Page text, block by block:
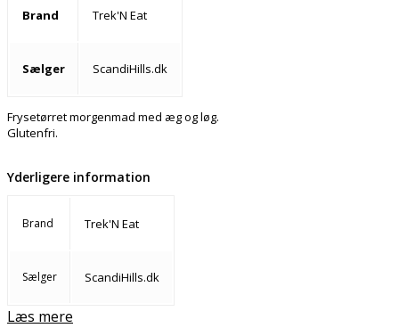
Brand Trek'N Eat
Sælger ScandiHills.dk
Frysetørret morgenmad med æg og løg.
Glutenfri.
Yderligere information
Brand Trek'N Eat
Sælger ScandiHills.dk
Læs mere